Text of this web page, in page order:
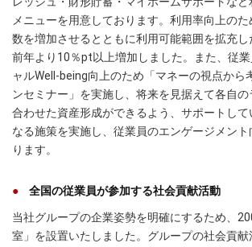
メニューを用意しております。利用率向上のた
数を増加させるとともに利用可能範囲を拡充
前年より10％pt以上増加しました。また、従
ャルWell-being向上のため「マネーの視点から
ンセミナー」を実施し、将来を見据えて各自
合わせた資産形成ができるよう、サポートし
なる施策を実施し、従業員のエンゲージメン
ります。
全国の従業員が参加する社会貢献活動
当社グループの企業姿勢を明確にするため、
室」を設置いたしました。グループの社会貢